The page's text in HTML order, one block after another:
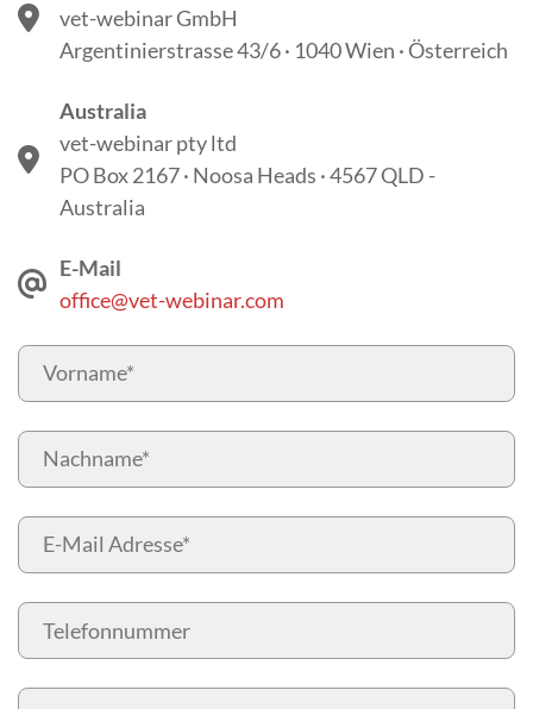
vet-webinar GmbH
Argentinierstrasse 43/6 · 1040 Wien · Österreich
Australia
vet-webinar pty ltd
PO Box 2167 · Noosa Heads · 4567 QLD -
Australia
E-Mail
office@vet-webinar.com